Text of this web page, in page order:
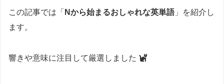
この記事では「 Nから始まるおしゃれな英単語」を紹介し
ます。
響きや意味に注目して厳選しました